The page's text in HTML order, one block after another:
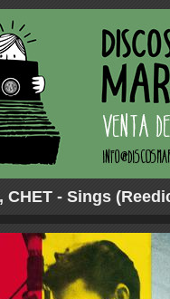
CHET - Sings